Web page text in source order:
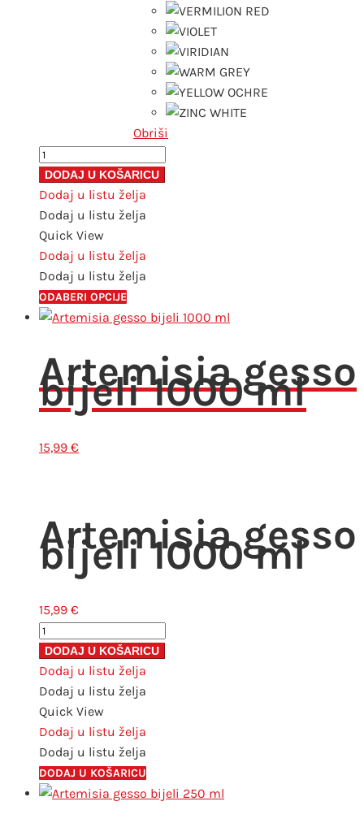
Obriši
Artemisia
fine
uljana
boja
40ml
|
odaberi
boju
količina
DODAJ U KOŠARICU
Dodaj u listu želja
Dodaj u listu želja
Quick View
Dodaj u listu želja
Dodaj u listu želja
ODABERI OPCIJEOvaj
proizvod
varijanti.
Opcije
se
proizvoda
Artemisia gesso
bijeli 1000 ml
15,99 €
Artemisia gesso
bijeli 1000 ml
15,99 €
Artemisia
gesso
bijeli
1000
ml
količina
DODAJ U KOŠARICU
Dodaj u listu želja
Dodaj u listu želja
Quick View
Dodaj u listu želja
Dodaj u listu želja
DODAJ U KOŠARICU